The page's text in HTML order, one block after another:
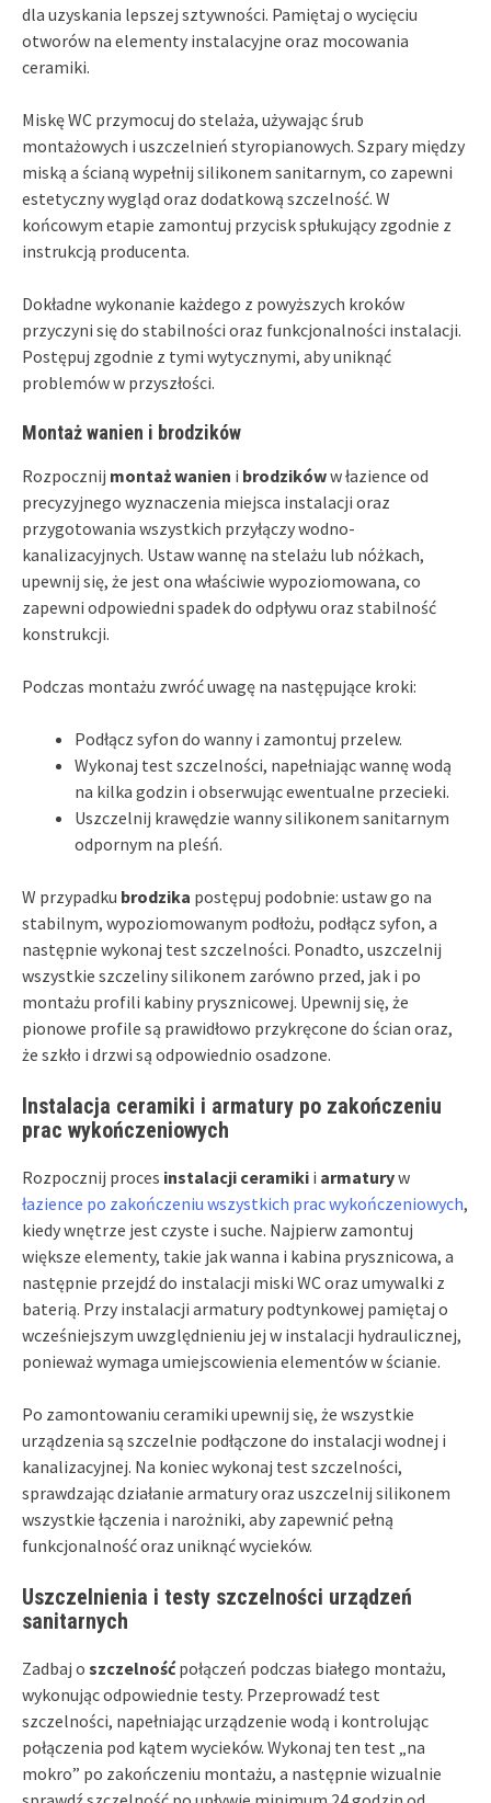
dla uzyskania lepszej sztywności. Pamiętaj o wycięciu
otworów na elementy instalacyjne oraz mocowania
ceramiki.
Miskę WC przymocuj do stelaża, używając śrub
montażowych i uszczelnień styropianowych. Szpary między
miską a ścianą wypełnij silikonem sanitarnym, co zapewni
estetyczny wygląd oraz dodatkową szczelność. W
końcowym etapie zamontuj przycisk spłukujący zgodnie z
instrukcją producenta.
Dokładne wykonanie każdego z powyższych kroków
przyczyni się do stabilności oraz funkcjonalności instalacji.
Postępuj zgodnie z tymi wytycznymi, aby uniknąć
problemów w przyszłości.
Montaż wanien i brodzików
Rozpocznij montaż wanien i brodzikóww łazience od
precyzyjnego wyznaczenia miejsca instalacji oraz
przygotowania wszystkich przyłączy wodno-
kanalizacyjnych. Ustaw wannę na stelażu lub nóżkach,
upewnij się, że jest ona właściwie wypoziomowana, co
zapewni odpowiedni spadek do odpływu oraz stabilność
konstrukcji.
Podczas montażu zwróć uwagę na następujące kroki:
Podłącz syfon do wanny i zamontuj przelew.
Wykonaj test szczelności, napełniając wannę wodą
na kilka godzin i obserwując ewentualne przecieki.
Uszczelnij krawędzie wanny silikonem sanitarnym
odpornym na pleśń.
W przypadku brodzika postępuj podobnie: ustaw go na
stabilnym, wypoziomowanym podłożu, podłącz syfon, a
następnie wykonaj test szczelności. Ponadto, uszczelnij
wszystkie szczeliny silikonem zarówno przed, jak i po
montażu profili kabiny prysznicowej. Upewnij się, że
pionowe profile są prawidłowo przykręcone do ścian oraz,
że szkło i drzwi są odpowiednio osadzone.
Instalacja ceramiki i armatury po zakończeniu
prac wykończeniowych
Rozpocznij proces instalacji ceramiki i armaturyw
łazience po zakończeniu wszystkich prac wykończeniowych,
kiedy wnętrze jest czyste i suche. Najpierw zamontuj
większe elementy, takie jak wanna i kabina prysznicowa, a
następnie przejdź do instalacji miski WC oraz umywalki z
baterią. Przy instalacji armatury podtynkowej pamiętaj o
wcześniejszym uwzględnieniu jej w instalacji hydraulicznej,
ponieważ wymaga umiejscowienia elementów w ścianie.
Po zamontowaniu ceramiki upewnij się, że wszystkie
urządzenia są szczelnie podłączone do instalacji wodnej i
kanalizacyjnej. Na koniec wykonaj test szczelności,
sprawdzając działanie armatury oraz uszczelnij silikonem
wszystkie łączenia i narożniki, aby zapewnić pełną
funkcjonalność oraz uniknąć wycieków.
Uszczelnienia i testy szczelności urządzeń
sanitarnych
Zadbaj o szczelnośćpołączeń podczas białego montażu,
wykonując odpowiednie testy. Przeprowadź test
szczelności, napełniając urządzenie wodą i kontrolując
połączenia pod kątem wycieków. Wykonaj ten test „na
mokro” po zakończeniu montażu, a następnie wizualnie